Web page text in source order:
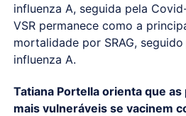
influenza A, seguida pela
VSR permanece como a
mortalidade por SRAG,
influenza A.
Tatiana Portella orienta que
mais vulneráveis se vacinem